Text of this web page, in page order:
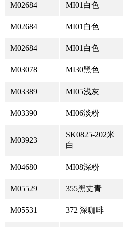
M02684 MI01白色
M02684 MI01白色
M02684 MI01白色
M03078 MI30黑色
M03389 MI05浅灰
M03390 MI06淡粉
M03923
SK0825-202米
白
M04680 MI08深粉
M05529 355黑丈青
M05531 372 深咖啡